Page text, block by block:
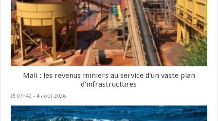
Mali : les revenus miniers au service d’un vaste plan
d’infrastructures
07h42 - 4 août 2026